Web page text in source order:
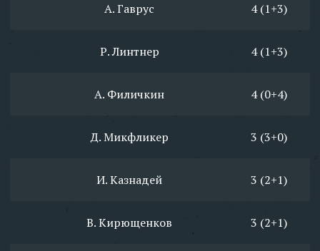
А. Гаврус 4 (1+3)
Р. Линтнер 4 (1+3)
А. Филичкин 4 (0+4)
Д. Микфликер 3 (3+0)
И. Казнадей 3 (2+1)
В. Кирющенков 3 (2+1)